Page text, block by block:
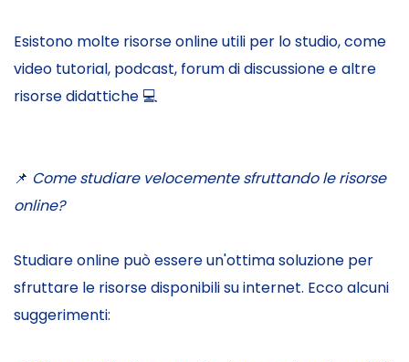
Esistono molte risorse online utili per lo studio, come
video tutorial, podcast, forum di discussione e altre
risorse didattiche 💻
📌 Come studiare velocemente sfruttando le risorse
online?
Studiare online può essere un'ottima soluzione per
sfruttare le risorse disponibili su internet. Ecco alcuni
suggerimenti: